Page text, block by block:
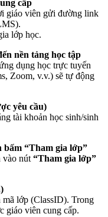
cấp
giáo viên gửi đường link
lớp học.
nền tảng học tập
dụng học trực tuyến
Zoom, v.v.) sẽ tự động
yêu cầu)
tài khoản học sinh/sinh
bấm “Tham gia lớp”
vào nút “Tham gia lớp”
mã lớp (ClassID). Trong
giáo viên cung cấp.